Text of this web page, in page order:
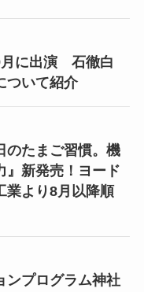
月に出演 石徹白
ついて紹介
のたまご習慣。機
新発売！ヨード
業より8月以降順
ンプログラム神社